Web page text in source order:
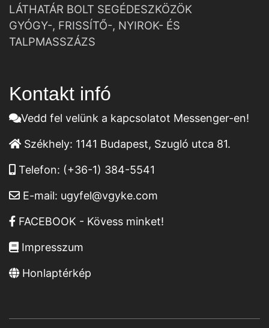
LÁTHATÁR BOLT SEGÉDESZKÖZÖK
GYÓGY-, FRISSÍTŐ-, NYIROK- ÉS
TALPMASSZÁZS
Kontakt infó
Vedd fel velünk a kapcsolatot Messenger-en!
Székhely: 1141 Budapest, Szugló utca 81.
Telefon: (+36-1) 384-5541
E-mail: ugyfel@vgyke.com
FACEBOOK - Kövess minket!
Impresszum
Honlaptérkép